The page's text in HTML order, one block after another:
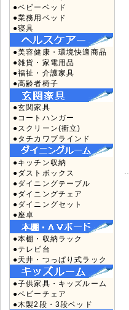
●ベビーベッド
●業務用ベッド
●寝具
●美容健康・環境快適商品
●雑貨・家電用品
●福祉・介護家具
●高齢者椅子
●玄関家具
●コートハンガー
●スクリーン(衝立)
●タチカワブラインド
●キッチン収納
●ダストボックス
●ダイニングテーブル
●ダイニングチェア
●ダイニングセット
●座卓
●本棚・収納ラック
●テレビ台
●天井・つっぱり式ラック
●子供家具・キッズルーム
●ベビーチェア
●木製2段・3段ベッド